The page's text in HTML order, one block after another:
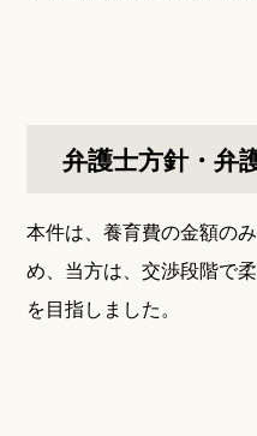
弁護士方針・弁
本件は、養育費の金額の
め、当方は、交渉段階で
を目指しました。